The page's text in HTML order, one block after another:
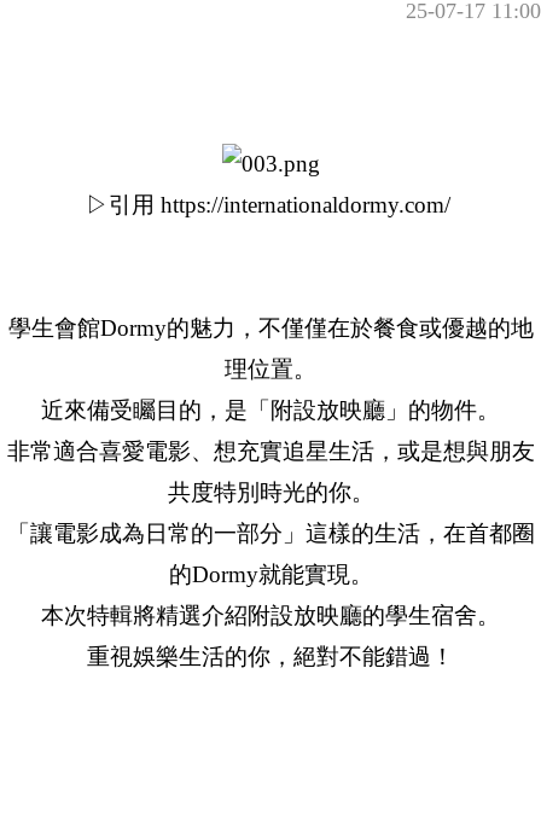
25-07-17 11:00
▷引用 https://internationaldormy.com/
學生會館Dormy的魅力，不僅僅在於餐食或優越的地
理位置。
近來備受矚目的，是「附設放映廳」的物件。
非常適合喜愛電影、想充實追星生活，或是想與朋友
共度特別時光的你。
「讓電影成為日常的一部分」這樣的生活，在首都圈
的Dormy就能實現。
本次特輯將精選介紹附設放映廳的學生宿舍。
重視娛樂生活的你，絕對不能錯過！